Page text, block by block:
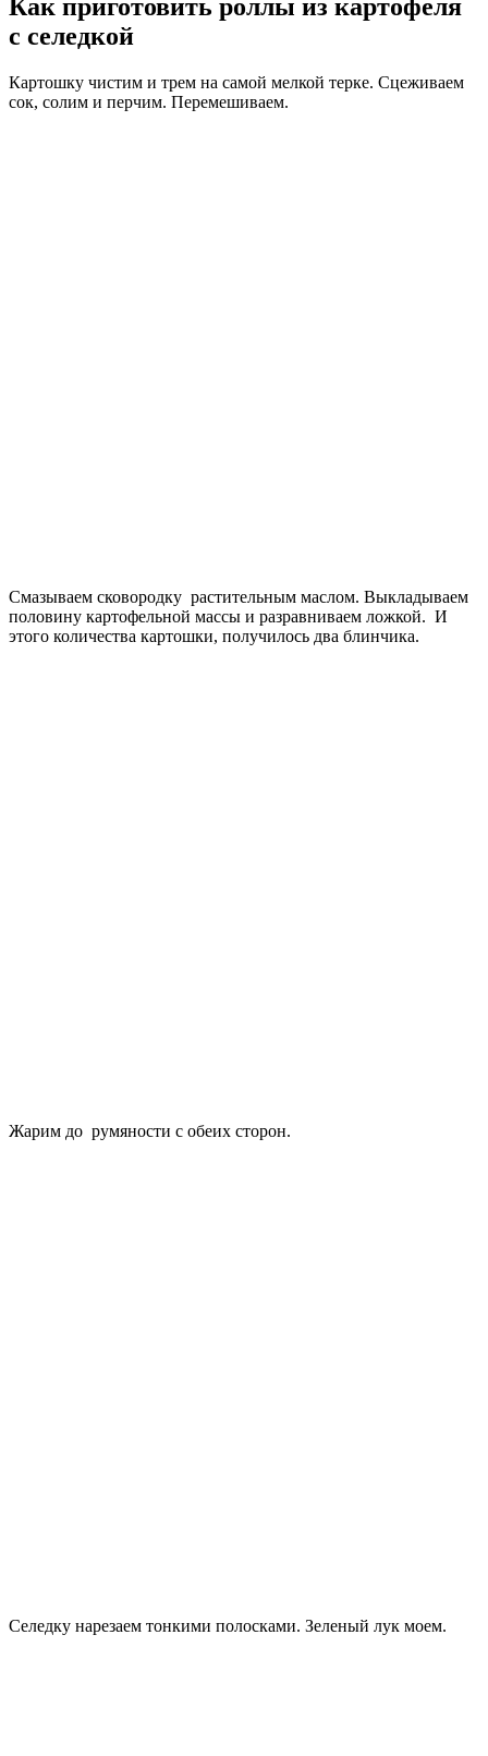
Как приготовить роллы из картофеля
с селедкой
Картошку чистим и трем на самой мелкой терке. Сцеживаем
сок, солим и перчим. Перемешиваем.
Смазываем сковородку растительным маслом. Выкладываем
половину картофельной массы и разравниваем ложкой. И
этого количества картошки, получилось два блинчика.
Жарим до румяности с обеих сторон.
Селедку нарезаем тонкими полосками. Зеленый лук моем.